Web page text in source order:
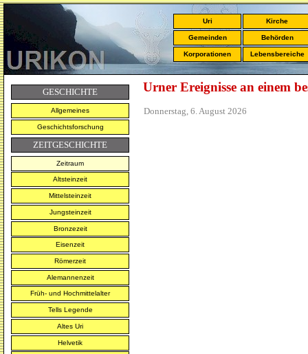
Uri Kirche
Gemeinden Behörden
Korporationen Lebensbereiche
GESCHICHTE
Allgemeines
Geschichtsforschung
ZEITGESCHICHTE
Zeitraum
Altsteinzeit
Mittelsteinzeit
Jungsteinzeit
Bronzezeit
Eisenzeit
Römerzeit
Alemannenzeit
Früh- und Hochmittelalter
Tells Legende
Altes Uri
Helvetik
Urner Ereignisse an einem
Donnerstag, 6. August 2026